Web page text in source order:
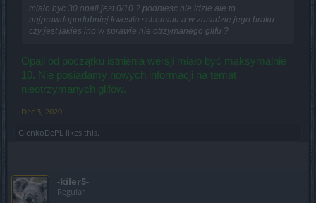
miało byc 30 opali jest 0/10 ? podniesc nie idzie ale to
najprawdopodobniej kwestia schematu a w zasadzie jego braku .
czy jest jakies ino w sprawie nie otrzymanego glifu ?
Opali od początku istnienia wersji miało być maksymalnie
10. Nie posiadamy nowych informacji na temat
nieotrzymanych glifów.
Dec 3, 2020
GienkoDePL likes this.
-kiler5-
Regular